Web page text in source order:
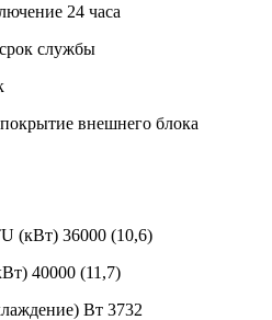
24 часа
службы
внешнего блока
(кВт) 36000 (10,6)
40000 (11,7)
Вт 3732